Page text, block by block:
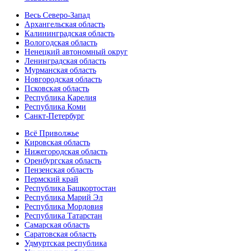
Весь Северо-Запад
Архангельская область
Калининградская область
Вологодская область
Ненецкий автономный округ
Ленинградская область
Мурманская область
Новгородская область
Псковская область
Республика Карелия
Республика Коми
Санкт-Петербург
Всё Приволжье
Кировская область
Нижегородская область
Оренбургская область
Пензенская область
Пермский край
Республика Башкортостан
Республика Марий Эл
Республика Мордовия
Республика Татарстан
Самарская область
Саратовская область
Удмуртская республика